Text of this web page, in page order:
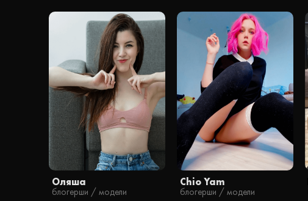
Оляша
блогерши / модели
Chio Yam
блогерши / модели